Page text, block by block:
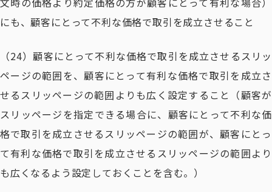
にも、顧客にとって不利な価格で取引を成立させること
（24）顧客にとって不利な価格で取引を成立させるスリッ
ページの範囲を、顧客にとって有利な価格で取引を成立さ
せるスリッページの範囲よりも広く設定すること（顧客が
スリッページを指定できる場合に、顧客にとって不利な価
格で取引を成立させるスリッページの範囲が、顧客にとっ
て有利な価格で取引を成立させるスリッページの範囲より
も広くなるよう設定しておくことを含む。）